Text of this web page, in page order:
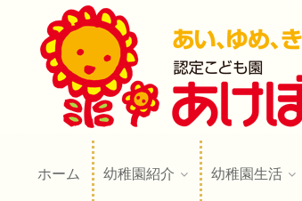
あけぼの幼稚園
ホーム 幼稚園紹介 幼稚園生活